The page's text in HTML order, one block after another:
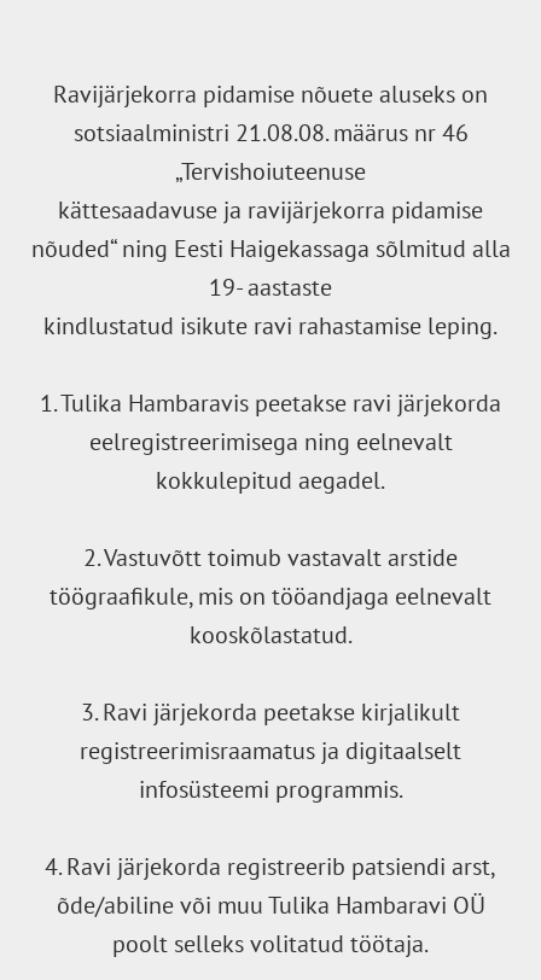
Ravijärjekorra pidamise nõuete aluseks on
sotsiaalministri 21.08.08. määrus nr 46
„Tervishoiuteenuse
kättesaadavuse ja ravijärjekorra pidamise
nõuded“ ning Eesti Haigekassaga sõlmitud alla
19- aastaste
kindlustatud isikute ravi rahastamise leping.
1. Tulika Hambaravis peetakse ravi järjekorda
eelregistreerimisega ning eelnevalt
kokkulepitud aegadel.
2. Vastuvõtt toimub vastavalt arstide
töögraafikule, mis on tööandjaga eelnevalt
kooskõlastatud.
3. Ravi järjekorda peetakse kirjalikult
registreerimisraamatus ja digitaalselt
infosüsteemi programmis.
4. Ravi järjekorda registreerib patsiendi arst,
õde/abiline või muu Tulika Hambaravi OÜ
poolt selleks volitatud töötaja.